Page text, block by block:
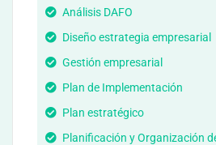
Análisis DAFO
Diseño estrategia empresarial
Gestión empresarial
Plan de Implementación
Plan estratégico
Planificación y Organización